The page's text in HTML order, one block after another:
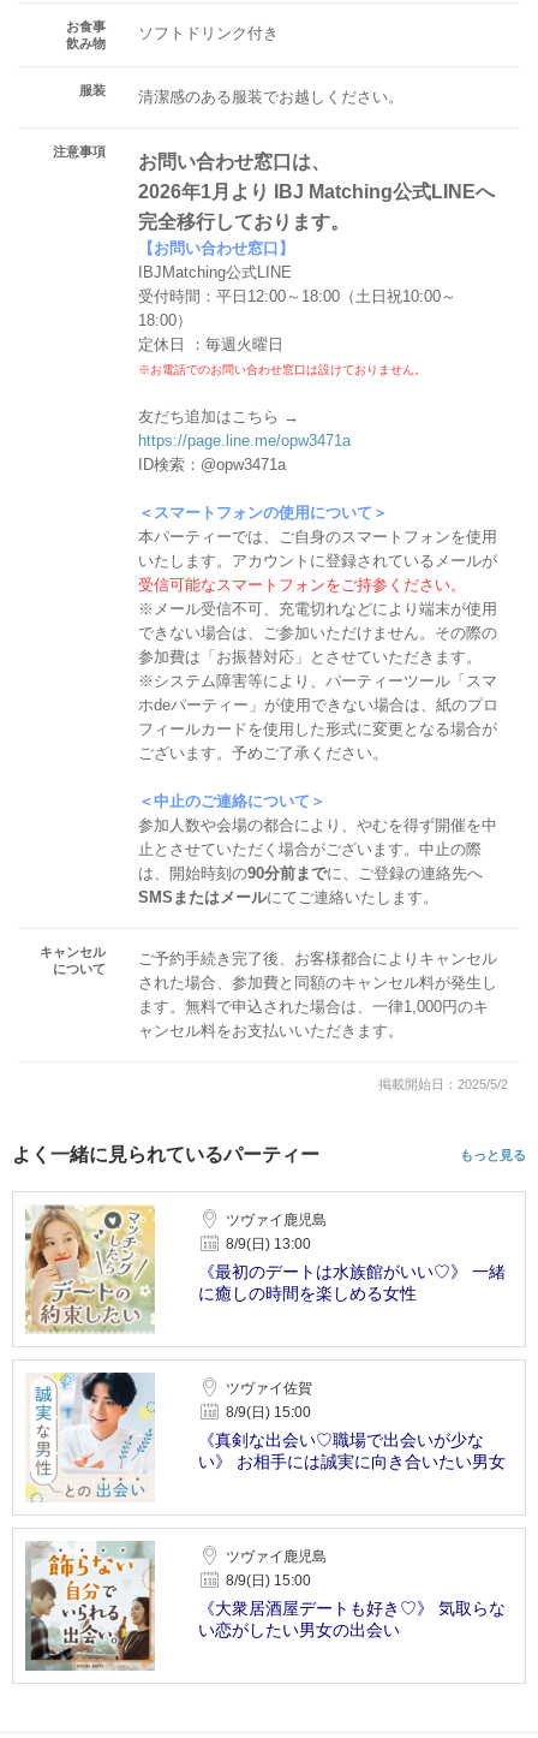
お食事
飲み物
ソフトドリンク付き
服装 清潔感のある服装でお越しください。
注意事項
お問い合わせ窓口は、
2026年1月より IBJ Matching公式LINEへ
完全移行しております。
【お問い合わせ窓口】
IBJMatching公式LINE
受付時間：平日12:00～18:00（土日祝10:00～
18:00）
定休日 ：毎週火曜日
※お電話でのお問い合わせ窓口は設けておりません。
友だち追加はこちら →
https://page.line.me/opw3471a
ID検索：@opw3471a
＜スマートフォンの使用について＞
本パーティーでは、ご自身のスマートフォンを使用
いたします。アカウントに登録されているメールが
受信可能なスマートフォンをご持参ください。
※メール受信不可、充電切れなどにより端末が使用
できない場合は、ご参加いただけません。その際の
参加費は「お振替対応」とさせていただきます。
※システム障害等により、パーティーツール「スマ
ホdeパーティー」が使用できない場合は、紙のプロ
フィールカードを使用した形式に変更となる場合が
ございます。予めご了承ください。
＜中止のご連絡について＞
参加人数や会場の都合により、やむを得ず開催を中
止とさせていただく場合がございます。中止の際
は、開始時刻の90分前までに、ご登録の連絡先へ
SMSまたはメールにてご連絡いたします。
キャンセル
について
ご予約手続き完了後、お客様都合によりキャンセル
された場合、参加費と同額のキャンセル料が発生し
ます。無料で申込された場合は、一律1,000円のキ
ャンセル料をお支払いいただきます。
掲載開始日：2025/5/2
よく一緒に見られているパーティー もっと見る
ツヴァイ鹿児島
8/9(日) 13:00
《最初のデートは水族館がいい♡》 一緒
に癒しの時間を楽しめる女性
ツヴァイ佐賀
8/9(日) 15:00
《真剣な出会い♡職場で出会いが少な
い》 お相手には誠実に向き合いたい男女
ツヴァイ鹿児島
8/9(日) 15:00
《大衆居酒屋デートも好き♡》 気取らな
い恋がしたい男女の出会い